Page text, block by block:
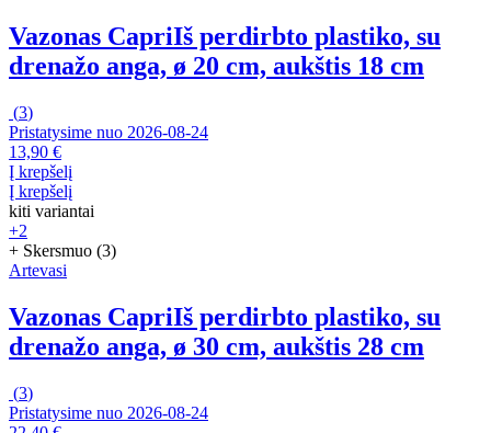
Vazonas CapriIš perdirbto plastiko, su
drenažo anga, ø 20 cm, aukštis 18 cm
(3)
Pristatysime nuo 2026‑08‑24
13,90 €
Į krepšelį
Į krepšelį
kiti variantai
+2
+ Skersmuo (3)
Artevasi
Vazonas CapriIš perdirbto plastiko, su
drenažo anga, ø 30 cm, aukštis 28 cm
(3)
Pristatysime nuo 2026‑08‑24